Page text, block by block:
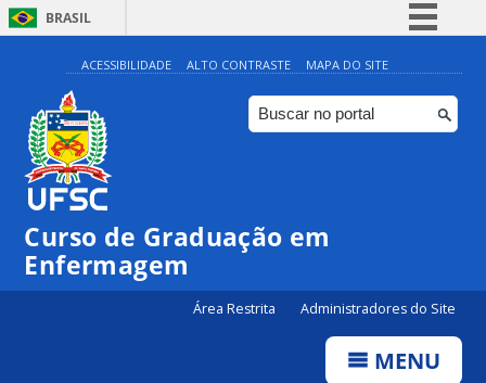
BRASIL
Simplifique!
Comunica BR
Participe
Canais
ACESSIBILIDADE ALTO CONTRASTE MAPA DO SITE
Curso de Graduação em
Enfermagem
Área Restrita Administradores do Site
MENU